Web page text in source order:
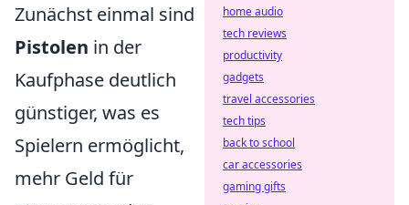
Zunächst einmal sind
Pistolen in der
Kaufphase deutlich
günstiger, was es
Spielern ermöglicht,
mehr Geld für
home audio
tech reviews
productivity
gadgets
travel accessories
tech tips
back to school
car accessories
gaming gifts